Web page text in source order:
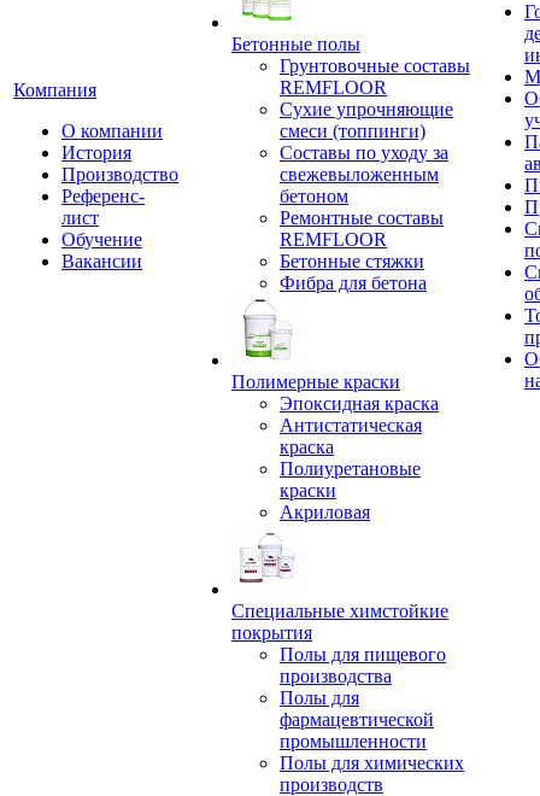
Компания
О компании
История
Производство
Референс-
лист
Обучение
Вакансии
Бетонные полы
Грунтовочные составы
REMFLOOR
Сухие упрочняющие
смеси (топпинги)
Составы по уходу за
свежевыложенным
бетоном
Ремонтные составы
REMFLOOR
Бетонные стяжки
Фибра для бетона
Полимерные краски
Эпоксидная краска
Антистатическая
краска
Полиуретановые
краски
Акриловая
Специальные химстойкие
покрытия
Полы для пищевого
производства
Полы для
фармацевтической
промышленности
Полы для химических
производств